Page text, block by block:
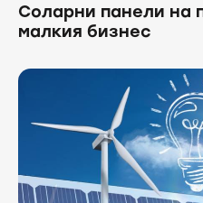
Соларни панели на
малкия бизнес